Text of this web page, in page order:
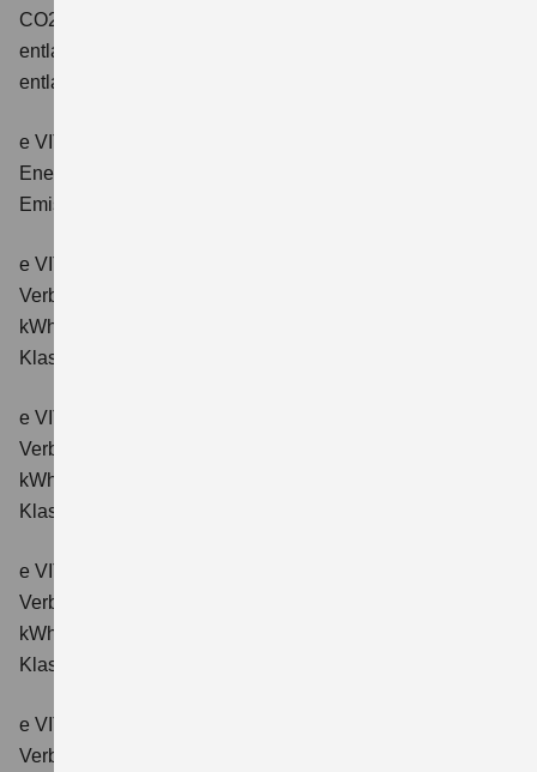
CO2-Klasse: B; kombinierter Kraftstoffverbrauch bei
entladener Batterie: 6,6 l/100km; CO2-Klasse (bei
entladener Batterie): E.
e VITARA eAxle Club (49 kWh-Batterie)
Energieverbrauch kombiniert: 14,9 kWh/100km; CO₂-
Emissionen kombiniert: 0 g/km; CO₂-Klasse: A.
e VITARA eAxle Comfort (61 kWh-Batterie)
Verbrauchswerte: Energieverbrauch kombiniert: 15,1
kWh/100km; CO₂-Emissionen kombiniert: 0 g/km; CO₂-
Klasse: A.
e VITARA eAxle ALLGRIP-e Comfort (61 kWh-Batterie)
Verbrauchswerte: Energieverbrauch kombiniert: 16,6
kWh/100km; CO₂-Emissionen kombiniert: 0 g/km; CO₂-
Klasse: A.
e VITARA eAxle Comfort+ (61 kWh-Batterie)
Verbrauchswerte: Energieverbrauch kombiniert: 15,1
kWh/100km; CO₂-Emissionen kombiniert: 0 g/km; CO₂-
Klasse: A.
e VITARA eAxle ALLGRIP-e Comfort+ (61 kWh-Batterie)
Verbrauchswerte: Energieverbrauch kombiniert: 16,6